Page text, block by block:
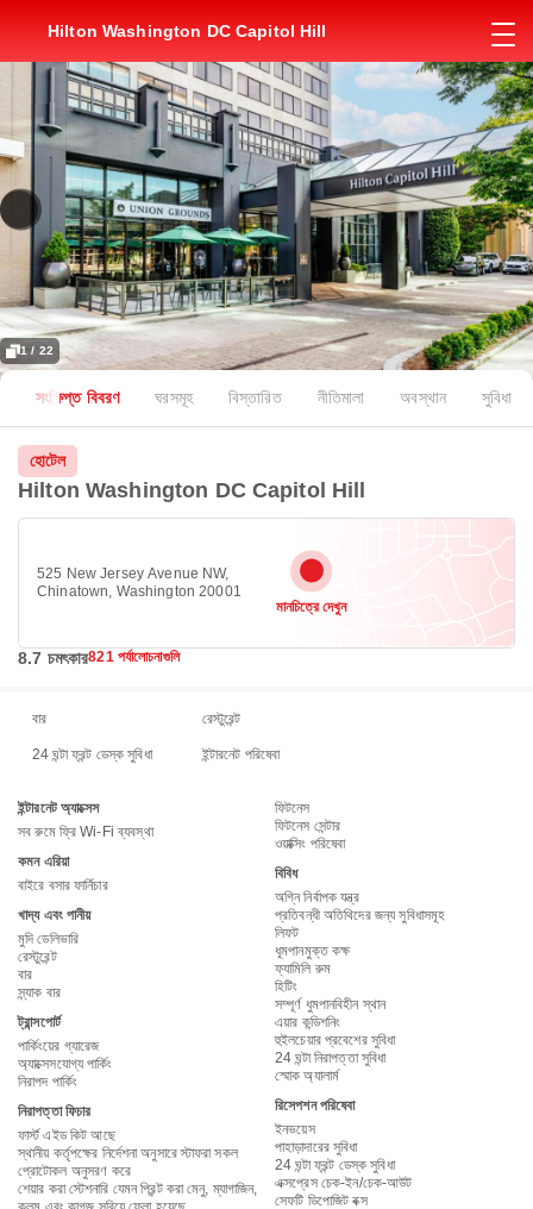
Hilton Washington DC Capitol Hill
1 / 22
সংক্ষিপ্ত বিবরণ ঘরসমূহ বিস্তারিত নীতিমালা অবস্থান সুবিধা
হোটেল
Hilton Washington DC Capitol Hill
525 New Jersey Avenue NW,
Chinatown, Washington 20001
মানচিত্রে দেখুন
8.7 চমৎকার821 পর্যালোচনাগুলি
বার রেস্টুরেন্ট
24 ঘন্টা ফ্রন্ট ডেস্ক সুবিধা ইন্টারনেট পরিষেবা
ইন্টারনেট অ্যাক্সেস
সব রুমে ফ্রি Wi-Fi ব্যবস্থা
কমন এরিয়া
বাইরে বসার ফার্নিচার
খাদ্য এবং পানীয়
মুদি ডেলিভারি
রেস্টুরেন্ট
বার
স্ন্যাক বার
ট্রান্সপোর্ট
পার্কিংয়ের গ্যারেজ
অ্যাক্সেসযোগ্য পার্কিং
নিরাপদ পার্কিং
নিরাপত্তা ফিচার
ফার্স্ট এইড কিট আছে
স্থানীয় কর্তৃপক্ষের নির্দেশনা অনুসারে স্টাফরা সকল
প্রোটোকল অনুসরণ করে
শেয়ার করা স্টেশনারি যেমন প্রিন্ট করা মেনু, ম্যাগাজিন,
ফিটনেস
ফিটনেস সেন্টার
ওয়াক্সিং পরিষেবা
বিবিধ
অগ্নি নির্বাপক যন্ত্র
প্রতিবন্ধী অতিথিদের জন্য সুবিধাসমূহ
লিফট
ধূমপানমুক্ত কক্ষ
ফ্যামিলি রুম
হিটিং
সম্পূর্ণ ধুমপানবিহীন স্থান
এয়ার কন্ডিশনিং
হুইলচেয়ার প্রবেশের সুবিধা
24 ঘন্টা নিরাপত্তা সুবিধা
স্মোক অ্যালার্ম
রিসেপশন পরিষেবা
ইনভয়েস
পাহাড়াদারের সুবিধা
24 ঘন্টা ফ্রন্ট ডেস্ক সুবিধা
এক্সপ্রেস চেক-ইন/চেক-আউট
সেফটি ডিপোজিট বক্স